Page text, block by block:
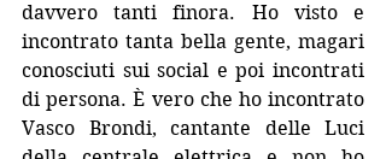
davvero tanti finora. Ho visto e
incontrato tanta bella gente, magari
conosciuti sui social e poi incontrati
di persona. È vero che ho incontrato
Vasco Brondi, cantante delle Luci